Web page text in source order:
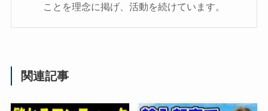
ことを理念に掲げ、活動を続けています。
関連記事